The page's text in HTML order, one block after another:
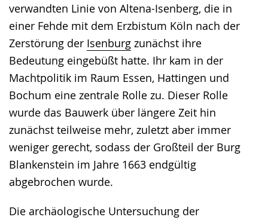
verwandten Linie von Altena-Isenberg, die in
einer Fehde mit dem Erzbistum Köln nach der
Zerstörung der Isenburg zunächst ihre
Bedeutung eingebüßt hatte. Ihr kam in der
Machtpolitik im Raum Essen, Hattingen und
Bochum eine zentrale Rolle zu. Dieser Rolle
wurde das Bauwerk über längere Zeit hin
zunächst teilweise mehr, zuletzt aber immer
weniger gerecht, sodass der Großteil der Burg
Blankenstein im Jahre 1663 endgültig
abgebrochen wurde.
Die archäologische Untersuchung der